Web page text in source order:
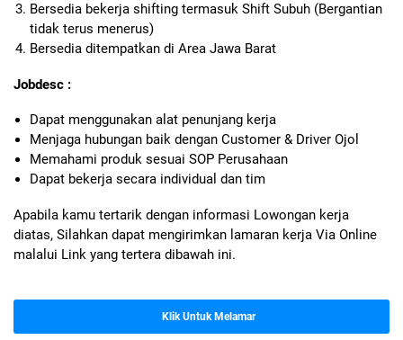
Bersedia bekerja shifting termasuk Shift Subuh (Bergantian
tidak terus menerus)
Bersedia ditempatkan di Area Jawa Barat
Jobdesc :
Dapat menggunakan alat penunjang kerja
Menjaga hubungan baik dengan Customer & Driver Ojol
Memahami produk sesuai SOP Perusahaan
Dapat bekerja secara individual dan tim
Apabila kamu tertarik dengan informasi Lowongan kerja
diatas, Silahkan dapat mengirimkan lamaran kerja Via Online
malalui Link yang tertera dibawah ini.
Klik Untuk Melamar